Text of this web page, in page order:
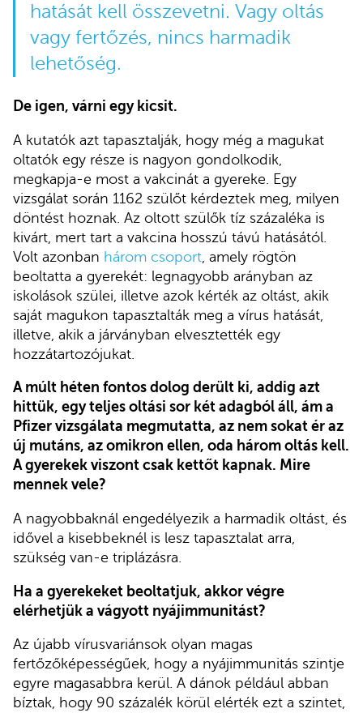
hatását kell összevetni. Vagy oltás
vagy fertőzés, nincs harmadik
lehetőség.
De igen, várni egy kicsit.
A kutatók azt tapasztalják, hogy még a magukat
oltatók egy része is nagyon gondolkodik,
megkapja-e most a vakcinát a gyereke. Egy
vizsgálat során 1162 szülőt kérdeztek meg, milyen
döntést hoznak. Az oltott szülők tíz százaléka is
kivárt, mert tart a vakcina hosszú távú hatásától.
Volt azonban három csoport , amely rögtön
beoltatta a gyerekét: legnagyobb arányban az
iskolások szülei, illetve azok kérték az oltást, akik
saját magukon tapasztalták meg a vírus hatását,
illetve, akik a járványban elvesztették egy
hozzátartozójukat.
A múlt héten fontos dolog derült ki, addig azt
hittük, egy teljes oltási sor két adagból áll, ám a
Pfizer vizsgálata megmutatta, az nem sokat ér az
új mutáns, az omikron ellen, oda három oltás kell.
A gyerekek viszont csak kettőt kapnak. Mire
mennek vele?
A nagyobbaknál engedélyezik a harmadik oltást, és
idővel a kisebbeknél is lesz tapasztalat arra,
szükség van-e triplázásra.
Ha a gyerekeket beoltatjuk, akkor végre
elérhetjük a vágyott nyájimmunitást?
Az újabb vírusvariánsok olyan magas
fertőzőképességűek, hogy a nyájimmunitás szintje
egyre magasabbra kerül. A dánok például abban
bíztak, hogy 90 százalék körül elérték ezt a szintet,